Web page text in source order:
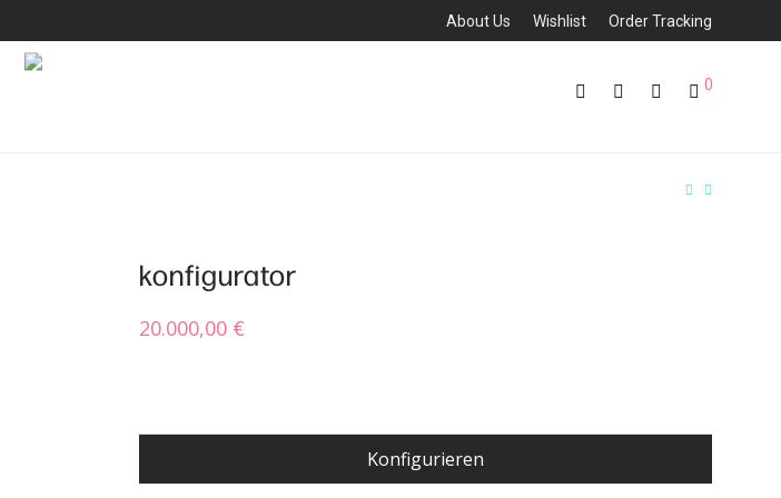
About Us Wishlist Order Tracking
0
konfigurator
20.000,00 €
Konfigurieren